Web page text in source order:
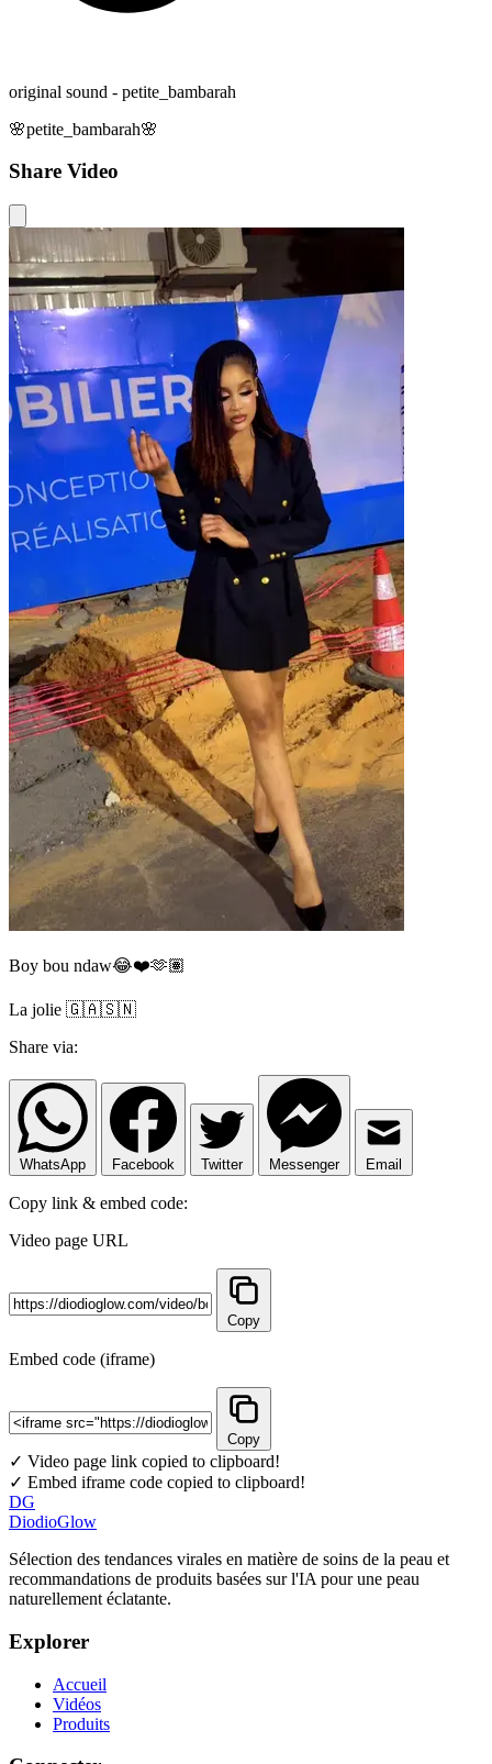
original sound - petite_bambarah
🌸petite_bambarah🌸
Share Video
Boy bou ndaw😂❤️🫶🏽
La jolie 🇬🇦🇸🇳
Share via:
WhatsApp Facebook Twitter Messenger Email
Copy link & embed code:
Video page URL
Copy
Embed code (iframe)
Copy
✓ Video page link copied to clipboard!
✓ Embed iframe code copied to clipboard!
DG
DiodioGlow
Sélection des tendances virales en matière de soins de la peau et
recommandations de produits basées sur l'IA pour une peau
naturellement éclatante.
Explorer
Accueil
Vidéos
Produits